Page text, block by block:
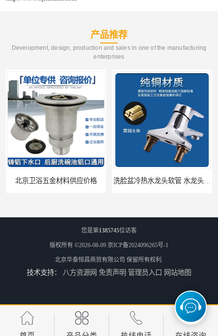
产品推荐
Development, design, production and sales in one of the manufacturing
enterprises
北京卫浴五金材料供应价格
装修五金材料供应批发 一站式供应 酒店五金材料供应价格 一站式配送
您是第1385745位访客
版权所有 ©2026-08-09 京ICP备2024096265号-1
北京华泰恒昌商贸有限公司 保留所有权利.
技术支持： 八方资源网 免责声明 管理员入口 网站地图